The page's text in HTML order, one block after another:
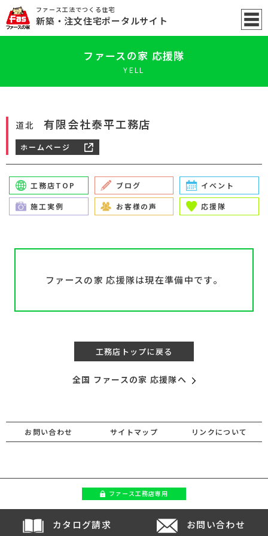
ファース工法でつくる住宅
新築 ・注文住宅ポータルサイト
ファースの家 応援隊
YELL
道北 有限会社泰平工務店
ホームページ
工務店TOP ブログ イベント
施工実例 お客様の声 応援隊
ファースの家 応援隊は現在準備中です。
工務店トップに戻る
全国 ファースの家 応援隊へ
お問い合わせ サイトマップ リンクについて
ファース工務店専用
カタログ請求 お問い合わせ